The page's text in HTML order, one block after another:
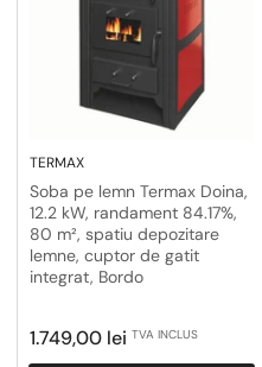
TERMAX
Soba pe lemn Termax Doina,
12.2 kW, randament 84.17%,
80 m², spatiu depozitare
lemne, cuptor de gatit
integrat, Bordo
Pret
1.749,00 lei TVA INCLUS